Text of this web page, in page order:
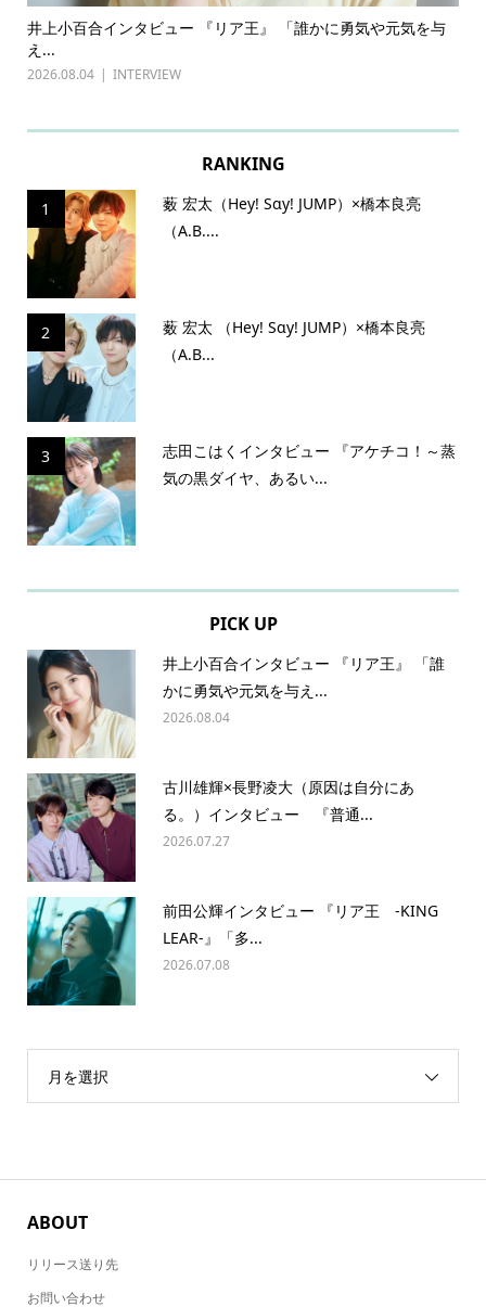
井上小百合インタビュー 『リア王』 「誰かに勇気や元気を与
え...
2026.08.04 INTERVIEW
RANKING
1
薮 宏太（Hey! Sɑy! JUMP）×橋本良亮
（A.B....
2
薮 宏太 （Hey! Sɑy! JUMP）×橋本良亮
（A.B...
3
志田こはくインタビュー 『アケチコ！～蒸
気の黒ダイヤ、あるい...
PICK UP
井上小百合インタビュー 『リア王』 「誰
かに勇気や元気を与え...
2026.08.04
古川雄輝×長野凌大（原因は自分にあ
る。）インタビュー 『普通...
2026.07.27
前田公輝インタビュー 『リア王 -KING
LEAR-』「多...
2026.07.08
月を選択
ABOUT
リリース送り先
お問い合わせ